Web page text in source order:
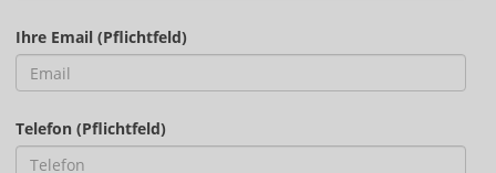
Ihre Email (Pflichtfeld)
Telefon (Pflichtfeld)